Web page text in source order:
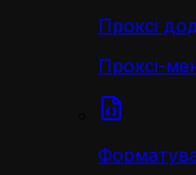
Проксі
Проксі-